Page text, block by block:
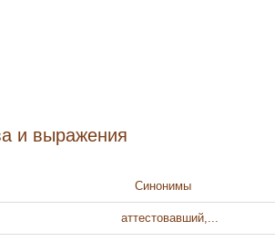
и выражения
Синонимы
аттестовавший,...